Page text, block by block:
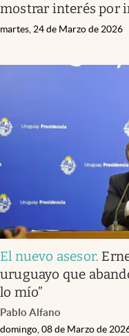
mostrar interés por
martes, 24 de Marzo de 2026
El nuevo asesor.
uruguayo que
lo mío”
Pablo Alfano
domingo, 08 de Marzo de